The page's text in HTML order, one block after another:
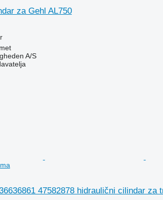
za Gehl AL750
A/S
47582878 hidraulični cilindar za